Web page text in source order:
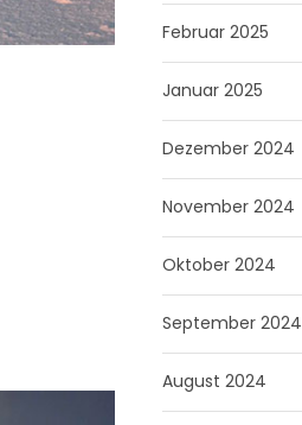
Februar 2025
Januar 2025
Dezember 2024
November 2024
Oktober 2024
September 2024
August 2024